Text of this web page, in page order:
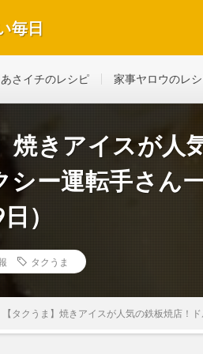
毎日
あさイチのレシピ 家事ヤロウのレ
焼きアイスが人
シー運転手さん
）
タクうま
【タクうま】焼きアイスが人気の鉄板焼店！